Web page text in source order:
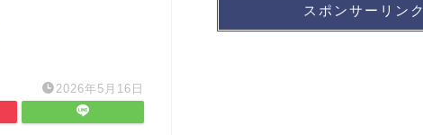
2026年5月16日
スポンサーリンク